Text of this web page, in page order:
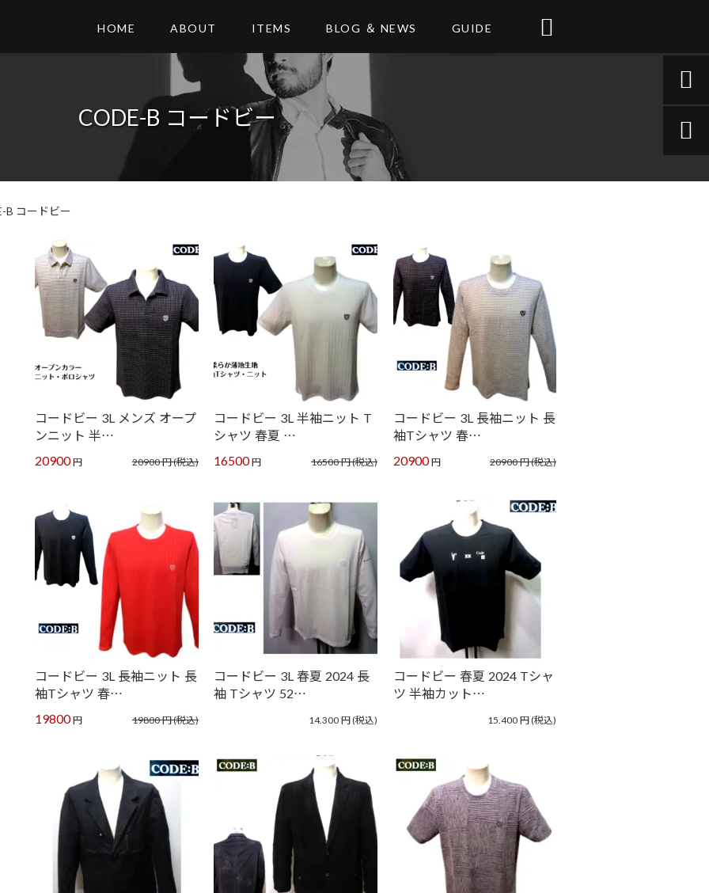
HOME ABOUT ITEMS BLOG ＆ NEWS GUIDE 
CODE-B コードビー
B コードビー
コードビー 3L メンズ オープ
ンニット 半…
20900円(税込)
20900円
コードビー 3L 半袖ニット T
シャツ 春夏 …
16500円(税込)
16500円
コードビー 3L 長袖ニット 長
袖Tシャツ 春…
20900円(税込)
20900円
コードビー 3L 長袖ニット 長
袖Tシャツ 春…
19800円(税込)
19800円
コードビー 3L 春夏 2024 長
袖 Tシャツ 52…
14.300円(税込)
コードビー 春夏 2024 Tシャ
ツ 半袖カット…
15.400円(税込)

